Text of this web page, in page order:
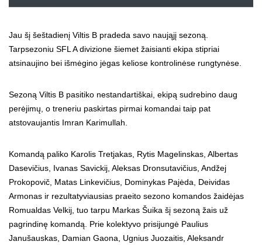
Jau šį šeštadienį Viltis B pradeda savo naująjį sezoną.
Tarpsezoniu SFL A divizione šiemet žaisianti ekipa stipriai
atsinaujino bei išmėgino jėgas keliose kontrolinėse rungtynėse.
Sezoną Viltis B pasitiko nestandartiškai, ekipą sudrebino daug
perėjimų, o treneriu paskirtas pirmai komandai taip pat
atstovaujantis Imran Karimullah.
Komandą paliko Karolis Tretjakas, Rytis Magelinskas, Albertas
Dasevičius, Ivanas Savickij, Aleksas Dronsutavičius, Andžej
Prokopovič, Matas Linkevičius, Dominykas Pajėda, Deividas
Armonas ir rezultatyviausias praeito sezono komandos žaidėjas
Romualdas Velkij, tuo tarpu Markas Šuika šį sezoną žais už
pagrindinę komandą. Prie kolektyvo prisijungė Paulius
Janušauskas, Damian Gaona, Ugnius Juozaitis, Aleksandr